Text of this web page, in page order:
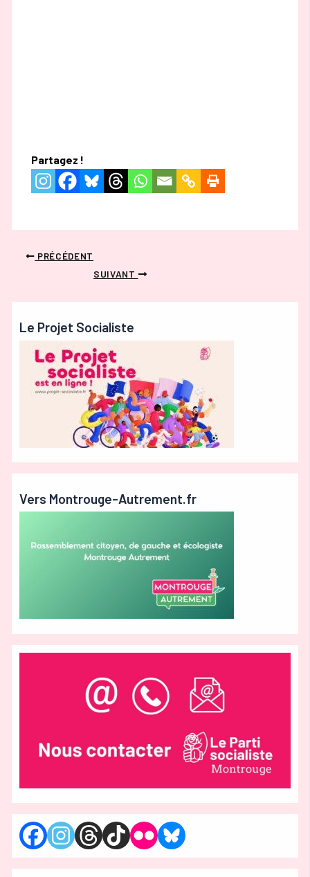
Partagez !
PRÉCÉDENT
SUIVANT
Le Projet Socialiste
Vers Montrouge-Autrement.fr